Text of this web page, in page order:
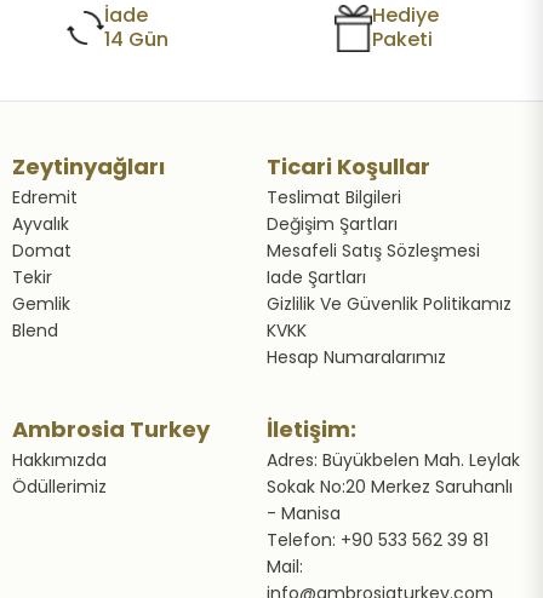
İade
14 Gün
Hediye
Paketi
Zeytinyağları
Edremit
Ayvalık
Domat
Tekir
Gemlik
Blend
Ticari Koşullar
Teslimat Bilgileri
Değişim Şartları
Mesafeli Satış Sözleşmesi
Iade Şartları
Gizlilik Ve Güvenlik Politikamız
KVKK
Hesap Numaralarımız
Ambrosia Turkey
Hakkımızda
Ödüllerimiz
İletişim:
Adres: Büyükbelen Mah. Leylak
Sokak No:20 Merkez Saruhanlı
- Manisa
Telefon: +90 533 562 39 81
Mail:
info@ambrosiaturkey.com